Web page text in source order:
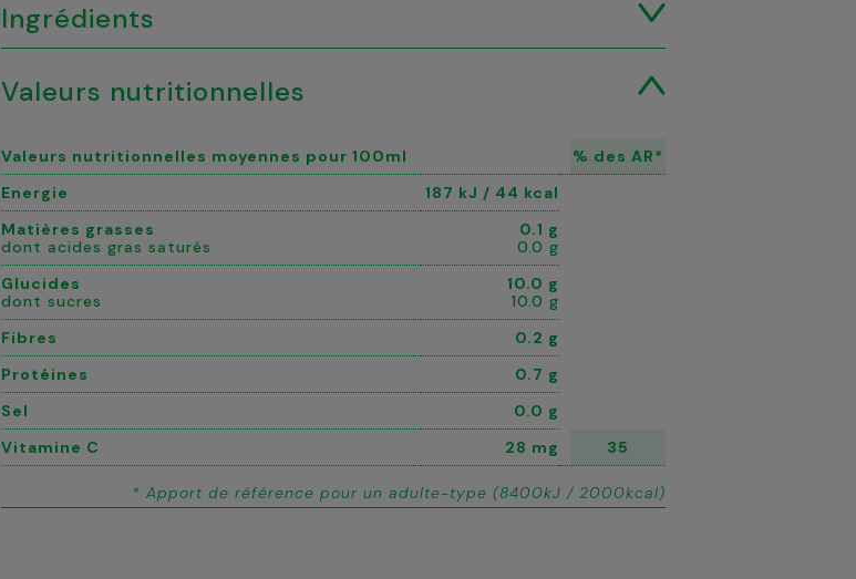
Ingrédients
Valeurs nutritionnelles
Valeurs nutritionnelles moyennes pour 100ml
% des AR*
Energie
187 kJ / 44 kcal
Matières grasses
dont acides gras saturés
0.1 g
0.0 g
Glucides
dont sucres
10.0 g
10.0 g
Fibres
0.2 g
Protéines
0.7 g
Sel
0.0 g
Vitamine C
28 mg 35
* Apport de référence pour un adulte-type (8400kJ / 2000kcal)